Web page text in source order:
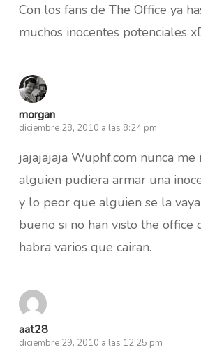
Con los fans de The Office ya
muchos inocentes potenciales
morgan
diciembre 28, 2010 a las 8:24 pm
jajajajaja Wuphf.com nunca me
alguien pudiera armar una
y lo peor que alguien se la
bueno si no han visto the office
habra varios que cairan.
aat28
diciembre 29, 2010 a las 12:25 pm